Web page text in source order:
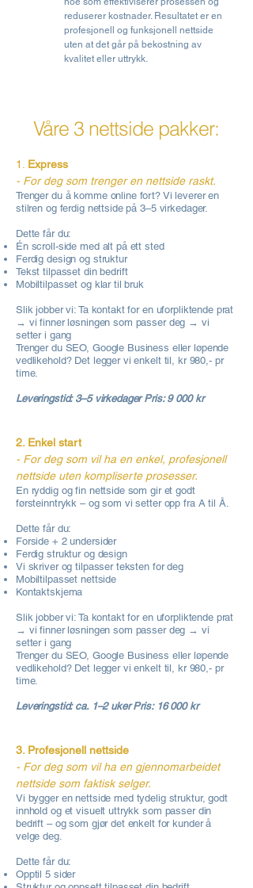
reduserer kostnader. Resultatet er en
profesjonell og funksjonell nettside
uten at det går på bekostning av
kvalitet eller uttrykk.
Våre 3 nettside pakker:
1. Express
- For deg som trenger en nettside raskt.
Trenger du å komme online fort? Vi leverer en
stilren og ferdig nettside på 3–5 virkedager.
Dette får du:
Én scroll-side med alt på ett sted
Ferdig design og struktur
Tekst tilpasset din bedrift
Mobiltilpasset og klar til bruk
Slik jobber vi: Ta kontakt for en uforpliktende prat
→ vi finner løsningen som passer deg → vi
setter i gang
Trenger du SEO, Google Business eller løpende
vedlikehold? Det legger vi enkelt til, kr 980,- pr
time.
Leveringstid: 3–5 virkedager Pris: 9 000 kr
2. Enkel start
- For deg som vil ha en enkel, profesjonell
nettside uten kompliserte prosesser.
En ryddig og fin nettside som gir et godt
førsteinntrykk – og som vi setter opp fra A til Å.
Dette får du:
Forside + 2 undersider
Ferdig struktur og design
Vi skriver og tilpasser teksten for deg
Mobiltilpasset nettside
Kontaktskjema
Slik jobber vi: Ta kontakt for en uforpliktende prat
→ vi finner løsningen som passer deg → vi
setter i gang
Trenger du SEO, Google Business eller løpende
vedlikehold? Det legger vi enkelt til, kr 980,- pr
time.
Leveringstid: ca. 1–2 uker Pris: 16 000 kr
3. Profesjonell nettside
- For deg som vil ha en gjennomarbeidet
nettside som faktisk selger.
Vi bygger en nettside med tydelig struktur, godt
innhold og et visuelt uttrykk som passer din
bedrift – og som gjør det enkelt for kunder å
velge deg.
Dette får du:
Opptil 5 sider